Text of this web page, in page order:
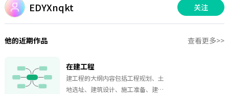
EDYXnqkt 关注
他的近期作品 查看更多>>
在建工程
建工程的大纲内容包括工程规划、土
地选址、建筑设计、施工准备、建筑